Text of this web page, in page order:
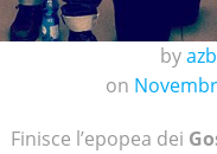
by
on
Finisce l’epopea dei